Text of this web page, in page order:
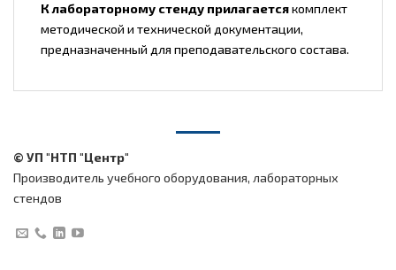
К лабораторному стенду прилагаетсякомплект
методической и технической документации,
предназначенный для преподавательского состава.
© УП "НТП "Центр"
Производитель учебного оборудования, лабораторных
стендов